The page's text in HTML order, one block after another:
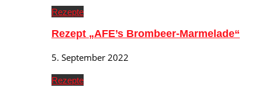
Rezepte
Rezept „AFE’s Brombeer-Marmelade“
5. September 2022
Rezepte